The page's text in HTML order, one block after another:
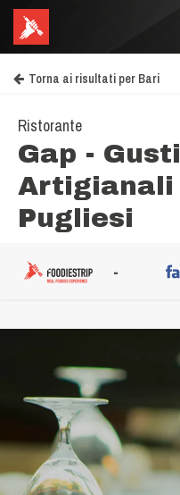
Torna ai risultati per Bari
Ristorante
Gap - Gusti
Artigianali
Pugliesi
-